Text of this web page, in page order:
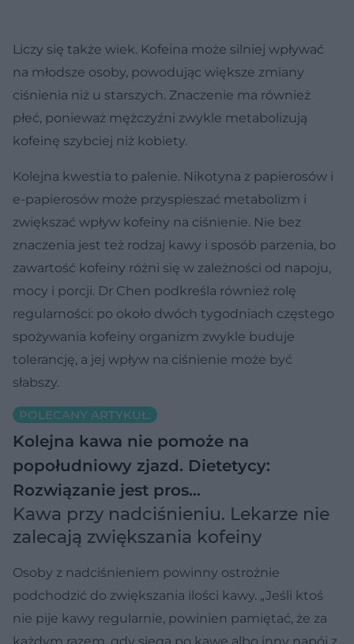
Liczy się także wiek. Kofeina może silniej wpływać
na młodsze osoby, powodując większe zmiany
ciśnienia niż u starszych. Znaczenie ma również
płeć, ponieważ mężczyźni zwykle metabolizują
kofeinę szybciej niż kobiety.
Kolejna kwestia to palenie. Nikotyna z papierosów i
e-papierosów może przyspieszać metabolizm i
zwiększać wpływ kofeiny na ciśnienie. Nie bez
znaczenia jest też rodzaj kawy i sposób parzenia, bo
zawartość kofeiny różni się w zależności od napoju,
mocy i porcji. Dr Chen podkreśla również rolę
regularności: po około dwóch tygodniach częstego
spożywania kofeiny organizm zwykle buduje
tolerancję, a jej wpływ na ciśnienie może być
słabszy.
POLECANY ARTYKUŁ:
Kolejna kawa nie pomoże na
popołudniowy zjazd. Dietetycy:
Rozwiązanie jest pros…
Kawa przy nadciśnieniu. Lekarze nie
zalecają zwiększania kofeiny
Osoby z nadciśnieniem powinny ostrożnie
podchodzić do zwiększania ilości kawy. „Jeśli ktoś
nie pije kawy regularnie, powinien pamiętać, że za
każdym razem, gdy sięga po kawę albo inny napój z